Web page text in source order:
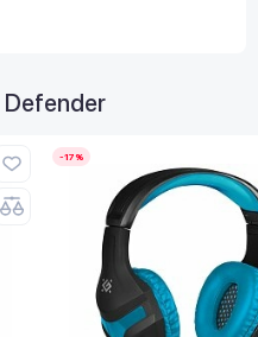
Defender
-17%